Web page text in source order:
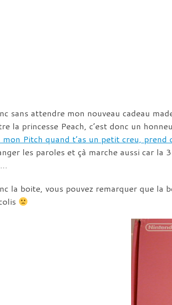
sans attendre mon nouveau cadeau
la princesse Peach, c’est donc un
mon Pitch quand t’as un petit creu,
les paroles et çà marche aussi car la
la boite, vous pouvez remarquer que la